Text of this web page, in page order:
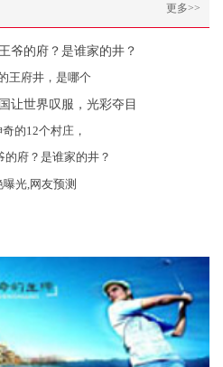
更多>>
王府井，是哪个
的12个村庄，
府？是谁家的井？
光,网友预测